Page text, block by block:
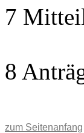
7
8
zum Seitenanfang